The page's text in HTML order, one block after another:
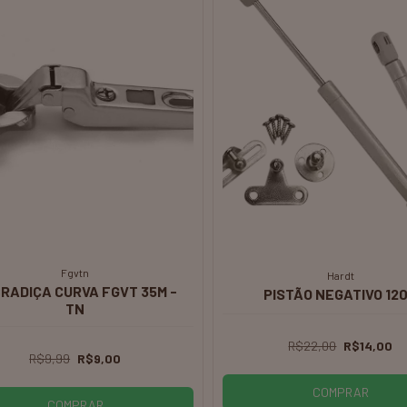
Soprano
50Mm C/ F. Perfil U 16Mm
Silic. - Sop
R$19,99 R$15,00
Fischer
Kit 4 Pés Para Móveis